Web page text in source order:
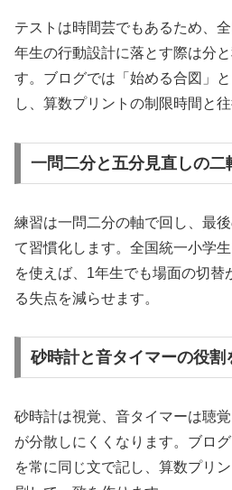
テストは時間芸でもあるため、
年生の行動設計に落とす際は分
す。ブログでは「始める合図」
し、算数プリントの制限時間と往
一問二分と五分見直しの二
練習は一問二分の軸で回し、最
て習慣化します。全国統一小学
を使えば、1年生でも場面の切替
る失点を減らせます。
砂時計と音タイマーの役割
砂時計は視覚、音タイマーは聴
が分散しにくくなります。ブロ
を常に同じ文で記し、算数プリ